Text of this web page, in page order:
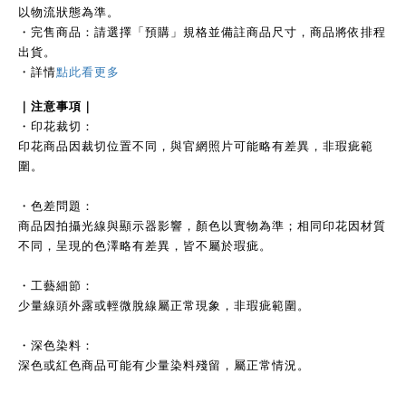
以物流狀態為準。
・完售商品：請選擇「預購」規格並備註商品尺寸，商品將依排程
出貨。
・詳情點此看更多
｜注意事項｜
・印花裁切：
印花商品因裁切位置不同，與官網照片可能略有差異，非瑕疵範
圍。
・色差問題：
商品因拍攝光線與顯示器影響，顏色以實物為準；相同印花因材質
不同，呈現的色澤略有差異，皆不屬於瑕疵。
・工藝細節：
少量線頭外露或輕微脫線屬正常現象，非瑕疵範圍。
・深色染料：
深色或紅色商品可能有少量染料殘留，屬正常情況。